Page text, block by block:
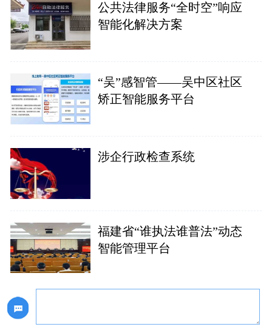
公共法律服务“全时空”响应
智能化解决方案
“吴”感智管——吴中区社区
矫正智能服务平台
涉企行政检查系统
福建省“谁执法谁普法”动态
智能管理平台